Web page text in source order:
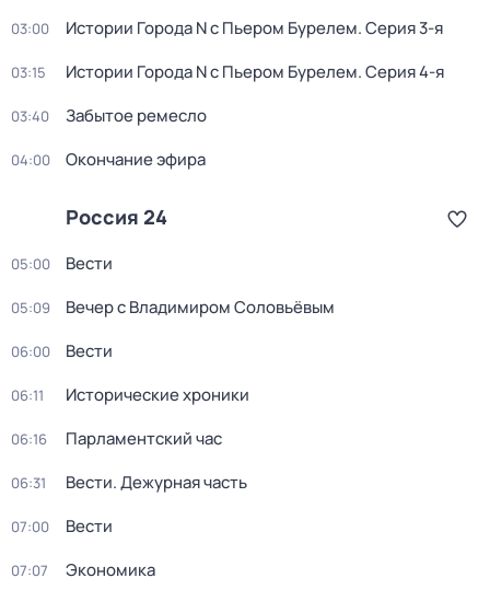
03:00 Истории Города N с Пьером Бурелем. Серия 3-я
03:15 Истории Города N с Пьером Бурелем. Серия 4-я
03:40 Забытое ремесло
04:00 Окончание эфира
Россия 24
05:00 Вести
05:09 Вечер с Владимиром Соловьёвым
06:00 Вести
06:11 Исторические хроники
06:16 Парламентский час
06:31 Вести. Дежурная часть
07:00 Вести
07:07 Экономика